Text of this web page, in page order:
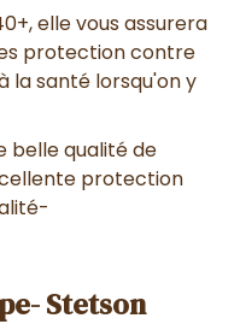
, elle vous assurera
protection contre
la santé lorsqu'on y
belle qualité de
protection
Stetson